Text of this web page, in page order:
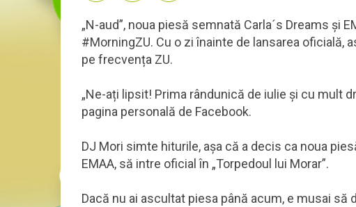
„N-aud”, noua piesă semnată Carla´s Dreams și
#MorningZU. Cu o zi înainte de lansarea oficială,
pe frecvența ZU.
„Ne-ați lipsit! Prima rândunică de iulie și cu mult
pagina personală de Facebook.
DJ Mori simte hiturile, așa că a decis ca noua
EMAA, să intre oficial în „Torpedoul lui Morar”.
Dacă nu ai ascultat piesa până acum, e musai să